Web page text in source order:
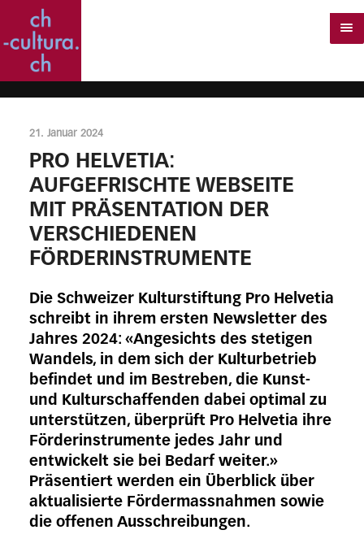
21. Januar 2024
PRO HELVETIA:
AUFGEFRISCHTE WEBSEITE
MIT PRÄSENTATION DER
VERSCHIEDENEN
FÖRDERINSTRUMENTE
Die Schweizer Kulturstiftung Pro Helvetia
schreibt in ihrem ersten Newsletter des
Jahres 2024: «Angesichts des stetigen
Wandels, in dem sich der Kulturbetrieb
befindet und im Bestreben, die Kunst-
und Kulturschaffenden dabei optimal zu
unterstützen, überprüft Pro Helvetia ihre
Förderinstrumente jedes Jahr und
entwickelt sie bei Bedarf weiter.»
Präsentiert werden ein Überblick über
aktualisierte Fördermassnahmen sowie
die offenen Ausschreibungen.